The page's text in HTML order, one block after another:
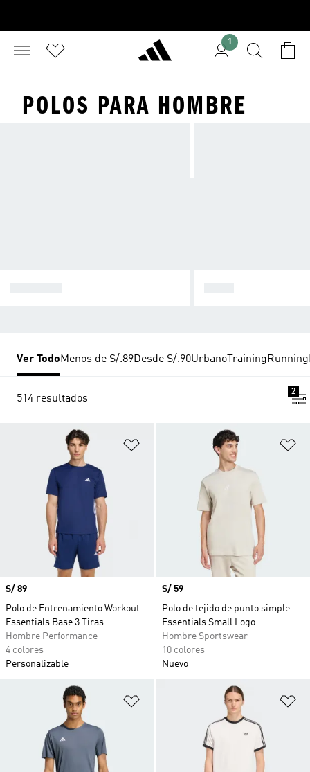
1
POLOS PARA HOMBRE
Ver TodoMenos de S/.89Desde S/.90UrbanoTrainingRunning
514 resultados
2
Añadir a la lista de deseos
Precio
S/ 89
Polo de Entrenamiento Workout
Essentials Base 3 Tiras
Hombre Performance
4 colores
Personalizable
Precio
S/ 59
Polo de tejido de punto simple
Essentials Small Logo
Hombre Sportswear
10 colores
Nuevo
Añadir a la lista de deseos